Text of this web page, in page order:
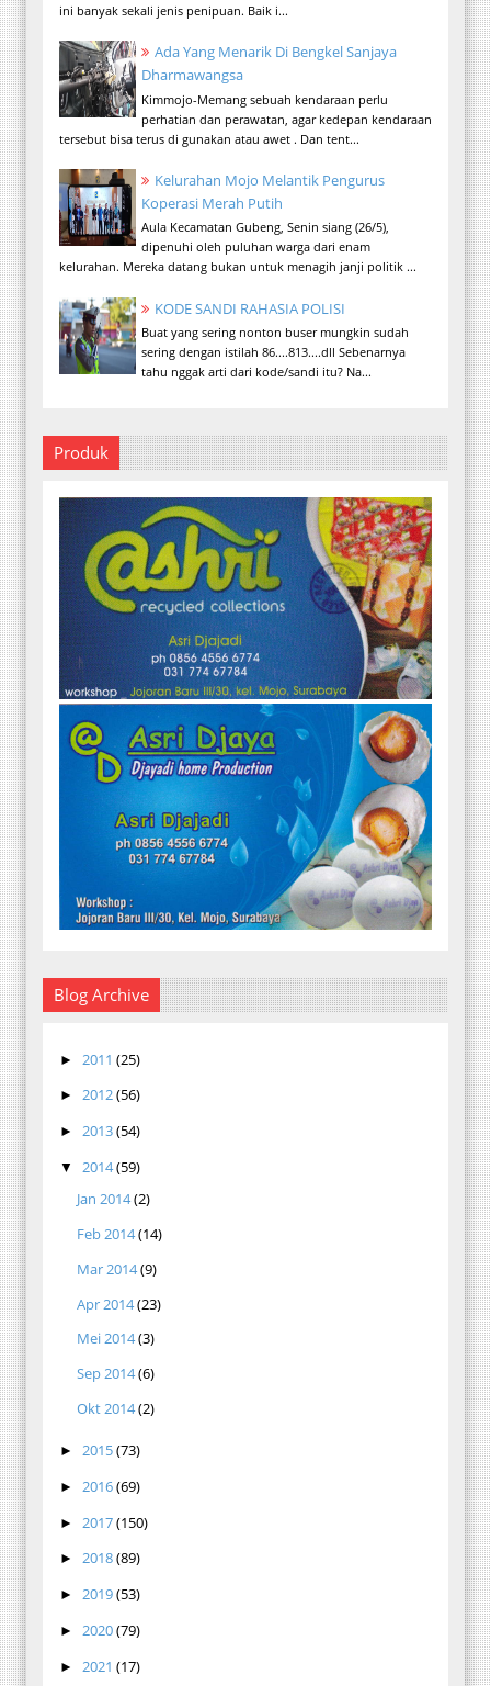
ini banyak sekali jenis penipuan. Baik i...
Ada Yang Menarik Di Bengkel Sanjaya
Dharmawangsa
Kimmojo-Memang sebuah kendaraan perlu
perhatian dan perawatan, agar kedepan kendaraan
tersebut bisa terus di gunakan atau awet . Dan tent...
Kelurahan Mojo Melantik Pengurus
Koperasi Merah Putih
Aula Kecamatan Gubeng, Senin siang (26/5),
dipenuhi oleh puluhan warga dari enam
kelurahan. Mereka datang bukan untuk menagih janji politik ...
KODE SANDI RAHASIA POLISI
Buat yang sering nonton buser mungkin sudah
sering dengan istilah 86....813....dll Sebenarnya
tahu nggak arti dari kode/sandi itu? Na...
Produk
Blog Archive
► 2011 (25)
► 2012(56)
► 2013(54)
▼ 2014(59)
Jan 2014(2)
Feb 2014(14)
Mar 2014(9)
Apr 2014(23)
Mei 2014(3)
Sep 2014(6)
Okt 2014(2)
► 2015(73)
► 2016(69)
► 2017(150)
► 2018(89)
► 2019(53)
► 2020(79)
► 2021 (17)